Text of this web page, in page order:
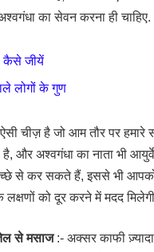
का सेवन करना ही चाहिए.
कैसे जीयें
लोगों के गुण
चीज़ है जो आम तौर पर हमारे
और अश्वगंधा का नाता भी
से कर सकते हैं, इससे भी
को दूर करने में मदद
से मसाज:- अक्सर काफी